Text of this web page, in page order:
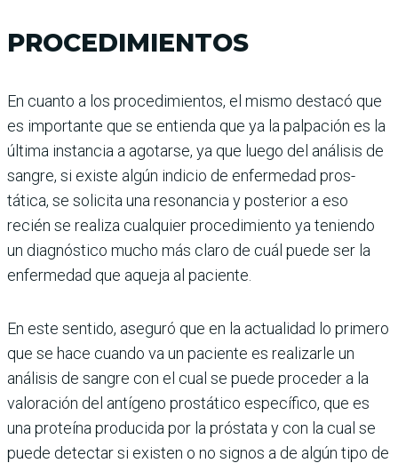
PROCEDIMIENTOS
En cuanto a los procedi­mientos, el mismo destacó que
es importante que se entienda que ya la palpación es la
última instancia a ago­tarse, ya que luego del análi­sis de
sangre, si existe algún indicio de enfermedad pros­
tática, se solicita una reso­nancia y posterior a eso
recién se realiza cualquier procedimiento ya teniendo
un diagnóstico mucho más claro de cuál puede ser la
enfermedad que aqueja al paciente.
En este sentido, aseguró que en la actualidad lo pri­mero
que se hace cuando va un paciente es realizarle un
análisis de sangre con el cual se puede proceder a la
valoración del antígeno prostático específico, que es
una proteína producida por la próstata y con la cual se
puede detectar si existen o no signos a de algún tipo de